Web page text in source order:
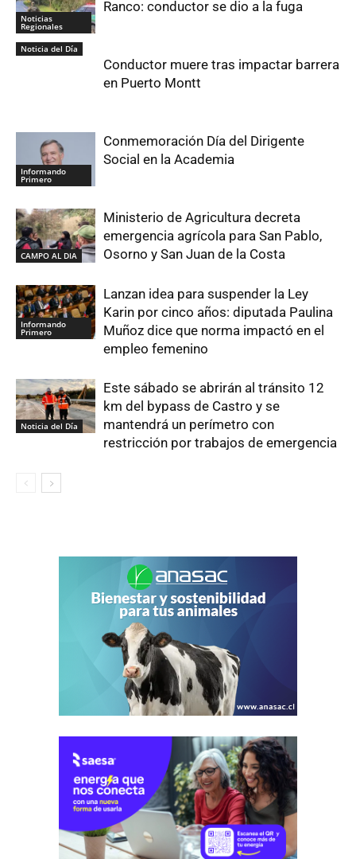
Noticias
Regionales
Ranco: conductor se dio a la fuga
Noticia del Día
Conductor muere tras impactar barrera
en Puerto Montt
Informando
Primero
Conmemoración Día del Dirigente
Social en la Academia
CAMPO AL DIA
Ministerio de Agricultura decreta
emergencia agrícola para San Pablo,
Osorno y San Juan de la Costa
Informando
Primero
Lanzan idea para suspender la Ley
Karin por cinco años: diputada Paulina
Muñoz dice que norma impactó en el
empleo femenino
Noticia del Día
Este sábado se abrirán al tránsito 12
km del bypass de Castro y se
mantendrá un perímetro con
restricción por trabajos de emergencia